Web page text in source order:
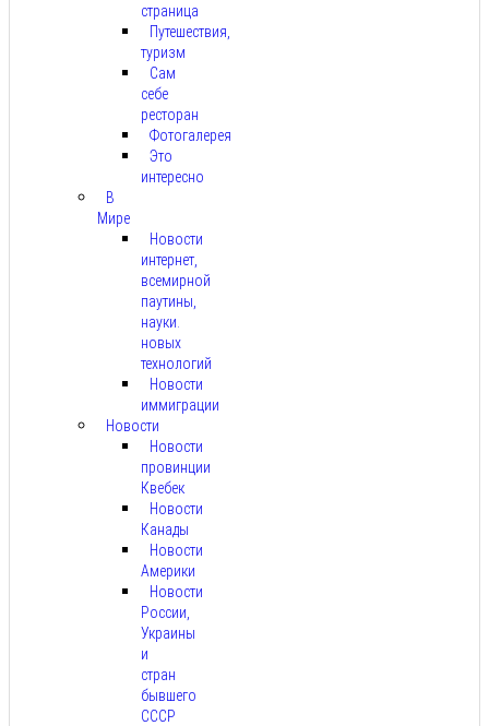
страница
Путешествия,
туризм
Сам
себе
ресторан
Фотогалерея
Это
интересно
В
Мире
Новости
интернет,
всемирной
паутины,
науки.
новых
технологий
Новости
иммиграции
Новости
Новости
провинции
Квебек
Новости
Канады
Новости
Америки
Новости
России,
Украины
и
стран
бывшего
СССР